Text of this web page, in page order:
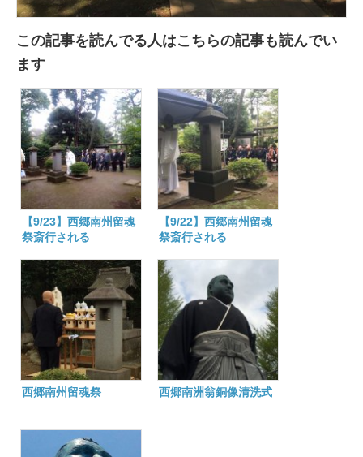
この記事を読んでる人はこちらの記事も読んでい
ます
【9/23】西郷南州留魂
祭斎行される
【9/22】西郷南州留魂
祭斎行される
西郷南州留魂祭 西郷南洲翁銅像清洗式